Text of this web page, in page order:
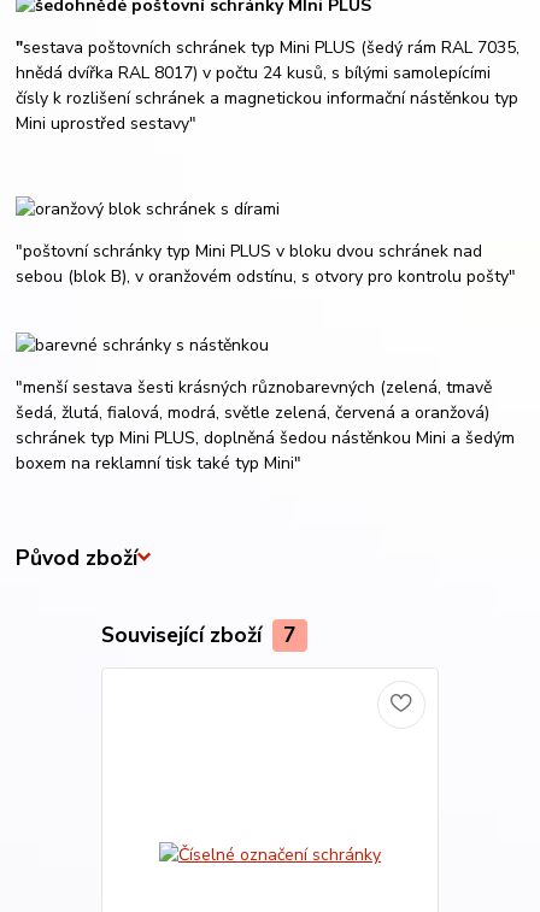
"sestava poštovních schránek typ Mini PLUS (šedý rám RAL 7035,
hnědá dvířka RAL 8017) v počtu 24 kusů, s bílými samolepícími
čísly k rozlišení schránek a magnetickou informační nástěnkou typ
Mini uprostřed sestavy"
"poštovní schránky typ Mini PLUS v bloku dvou schránek nad
sebou (blok B), v oranžovém odstínu, s otvory pro kontrolu pošty"
"menší sestava šesti krásných různobarevných (zelená, tmavě
šedá, žlutá, fialová, modrá, světle zelená, červená a oranžová)
schránek typ Mini PLUS, doplněná šedou nástěnkou Mini a šedým
boxem na reklamní tisk také typ Mini"
Původ zboží
Související zboží 7